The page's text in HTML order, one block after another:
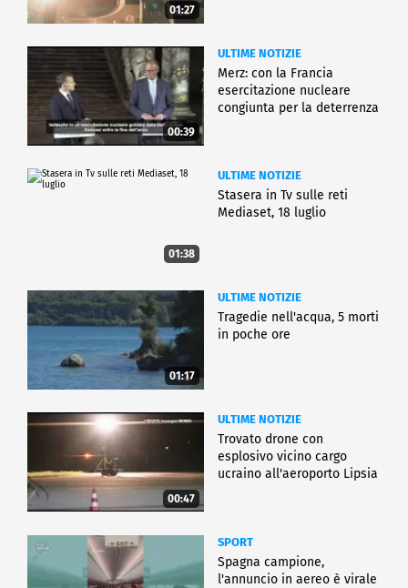
01:27
00:39
ULTIME NOTIZIE
Merz: con la Francia
esercitazione nucleare
congiunta per la deterrenza
01:38
ULTIME NOTIZIE
Stasera in Tv sulle reti
Mediaset, 18 luglio
01:17
ULTIME NOTIZIE
Tragedie nell'acqua, 5 morti
in poche ore
00:47
ULTIME NOTIZIE
Trovato drone con
esplosivo vicino cargo
ucraino all'aeroporto Lipsia
SPORT
Spagna campione,
l'annuncio in aereo è virale